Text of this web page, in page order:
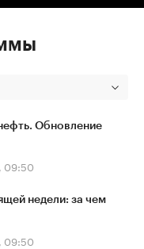
Обновление
09:50
недели: за чем
09:50